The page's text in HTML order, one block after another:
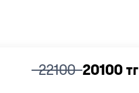
2210020100 тг